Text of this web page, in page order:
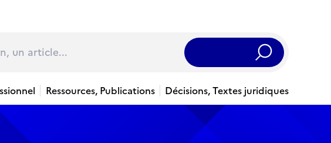
Rechercher
Ressources, Publications Décisions, Textes juridiques